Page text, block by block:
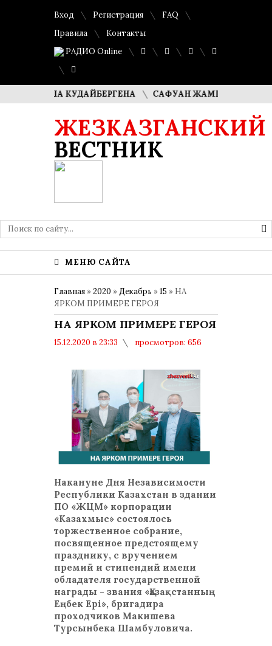
Вход Регистрация
FAQ
Правила
Контакты
РАДИО Online
КУДАЙБЕРГЕНА САФУАН ЖАМПЕИСОВ: «МЫ
ЖЕЗКАЗГАНСКИЙ
ВЕСТНИК
МЕНЮ САЙТА
Главная »2020 »Декабрь »15 » НА
ЯРКОМ ПРИМЕРЕ ГЕРОЯ
НА ЯРКОМ ПРИМЕРЕ ГЕРОЯ
15.12.2020 в 23:33
просмотров: 656
Накануне Дня Независимости
Республики Казахстан в здании
ПО «ЖЦМ» корпорации
«Казахмыс» состоялось
торжественное собрание,
посвященное предстоящему
празднику, с вручением
премий и стипендий имени
обладателя государственной
награды - звания «Қазақстанның
Еңбек Ері», бригадира
проходчиков Макишева
Турсынбека Шамбуловича.